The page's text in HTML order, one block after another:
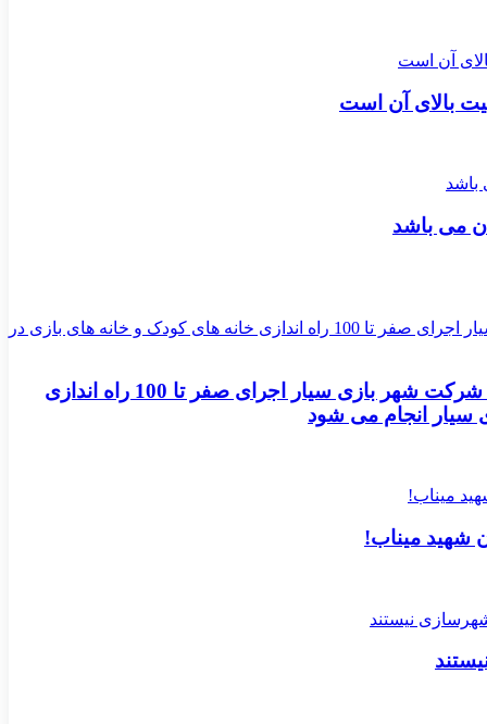
بالای آن است
می باشد
سعید قربانی در گفتگو با خبرنگاران: مسابقات لیگ فوتبال دستی از 3 خرداد 1405 در شهربازی رازی برگزار می شود/ شرکت شهر بازی سیار اجرای صفر تا 100 راه اندازی
سیار انجام می شود
شهید میناب!